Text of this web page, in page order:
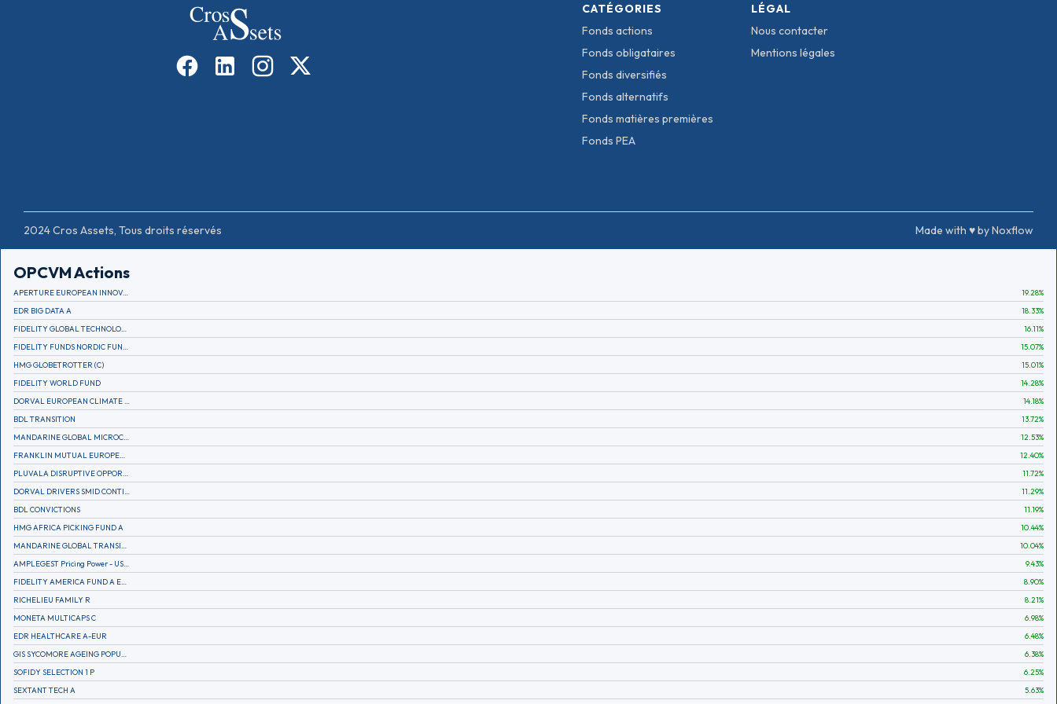
CATÉGORIES
Fonds actions
Fonds obligataires
Fonds diversifiés
Fonds alternatifs
Fonds matières premières
Fonds PEA
LÉGAL
Nous contacter
Mentions légales
2024 Cros Assets, Tous droits réservés Made with ♥ by Noxflow
OPCVM Actions
APERTURE EUROPEAN INNOVATION 19.28%
EDR BIG DATA A
18.33%
16.11%
15.07%
HMG GLOBETROTTER (C)
15.01%
FIDELITY WORLD FUND
14.28%
14.18%
BDL TRANSITION
13.72%
12.53%
12.40%
11.72%
11.29%
BDL CONVICTIONS
11.19%
HMG AFRICA PICKING FUND A
10.44%
10.04%
9.43%
8.90%
RICHELIEU FAMILY R
8.21%
MONETA MULTICAPS C
6.98%
EDR HEALTHCARE A-EUR
6.48%
6.38%
SOFIDY SELECTION 1 P
6.25%
SEXTANT TECH A
5.63%